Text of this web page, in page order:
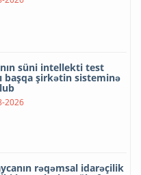
süni intellekti test
başqa şirkətin sisteminə
2026
rəqəmsal idarəçilik